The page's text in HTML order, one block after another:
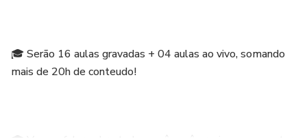
🎓 Serão 16 aulas gravadas + 04 aulas ao vivo, somando
mais de 20h de conteudo!⠀